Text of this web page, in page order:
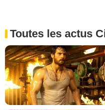
Toutes les actus